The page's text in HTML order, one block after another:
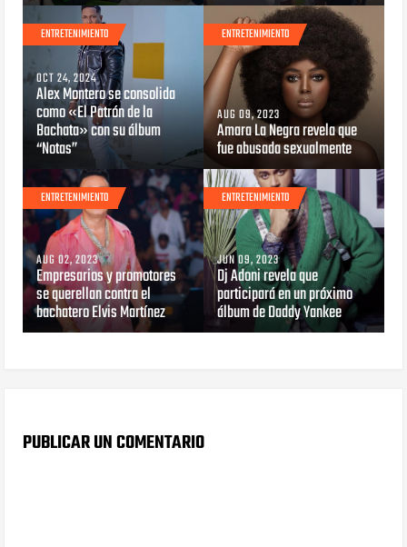
ENTRETENIMIENTO
OCT 24, 2024
Alex Montero se consolida
como «El Patrón de la
Bachata» con su álbum
“Notas”
ENTRETENIMIENTO
AUG 09, 2023
Amara La Negra revela que
fue abusada sexualmente
ENTRETENIMIENTO
AUG 02, 2023
Empresarios y promotores
se querellan contra el
bachatero Elvis Martínez
ENTRETENIMIENTO
JUN 09, 2023
Dj Adoni revela que
participará en un próximo
álbum de Daddy Yankee
PUBLICAR UN COMENTARIO